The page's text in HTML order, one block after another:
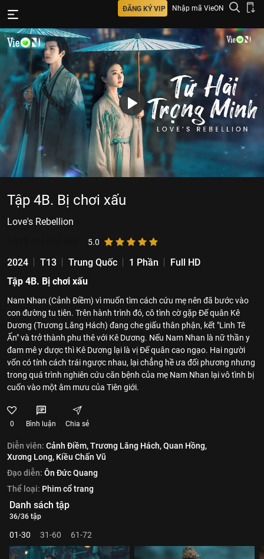
ĐĂNG KÝ VIP Nhập mã VieON
Tập 4B. Bị chơi xấu
Love's Rebellion
5.0
2024 T13 Trung Quốc 1 Phần
Full HD
Tập 4B. Bị chơi xấu
Nam Nhan (Cảnh Điềm) vì muốn tìm cách cứu mẹ nên đã bước vào
con đường tu tiên. Trên hành trình đó, cô tình cờ gặp Đế quân Kê
Dương (Trương Lăng Hách) đang che giấu thân phận, kết "Linh Tê
Ấn" và trở thành phu thê với Kê Dương. Nếu Nam Nhan là nữ thần y
đam mê y dược thì Kê Dương lại là vị Đế quân cao ngạo. Hai người
vốn có tính cách trái ngược nhau, lại chẳng hề ưa đối phương nhưng
trong quá trình nghiên cứu căn bệnh của mẹ Nam Nhan lại vô tình bị
cuốn vào một âm mưu của Tiên giới.
0 Bình luận Chia sẻ
Diễn viên: Cảnh Điềm,Trương Lăng Hách,Quan Hồng,
Xương Long, Kiều Chấn Vũ
Đạo diễn: Ôn Đức Quang
Thể loại: Phim cổ trang
Danh sách tập
36/36 tập
01-30 31-60 61-72